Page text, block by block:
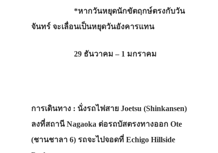
*หากวันหยุดนักขัตฤกษ์ตรงกับวัน
จันทร์ จะเลื่อนเป็นหยุดวันอังคารแทน
29 ธันวาคม – 1 มกราคม
การเดินทาง : นั่งรถไฟสาย Joetsu (Shinkansen)
ลงที่สถานี Nagaoka ต่อรถบัสตรงทางออก Ote
(ชานชาลา 6) รถจะไปจอดที่ Echigo Hillside